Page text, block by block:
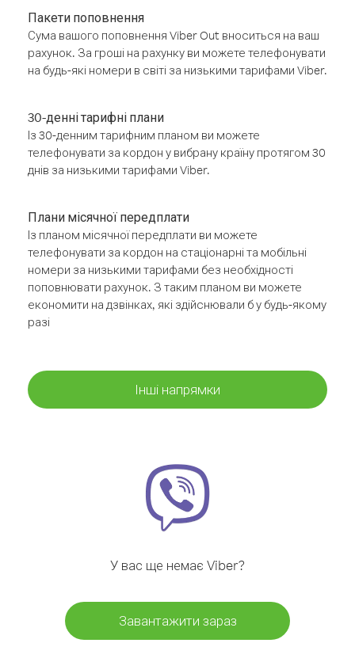
Пакети поповнення
Сума вашого поповнення Viber Out вноситься на ваш
рахунок. За гроші на рахунку ви можете телефонувати
на будь-які номери в світі за низькими тарифами Viber.
30-денні тарифні плани
Із 30-денним тарифним планом ви можете
телефонувати за кордон у вибрану країну протягом 30
днів за низькими тарифами Viber.
Плани місячної передплати
Із планом місячної передплати ви можете
телефонувати за кордон на стаціонарні та мобільні
номери за низькими тарифами без необхідності
поповнювати рахунок. З таким планом ви можете
економити на дзвінках, які здійснювали б у будь-якому
разі
Інші напрямки
У вас ще немає Viber?
Завантажити зараз